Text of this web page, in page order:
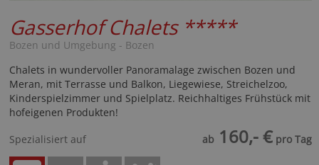
Gasserhof Chalets *****
Bozen und Umgebung - Bozen
Chalets in wundervoller Panoramalage zwischen Bozen und
Meran, mit Terrasse und Balkon, Liegewiese, Streichelzoo,
Kinderspielzimmer und Spielplatz. Reichhaltiges Frühstück mit
hofeigenen Produkten!
Spezialisiert auf
ab 160,- € pro Tag